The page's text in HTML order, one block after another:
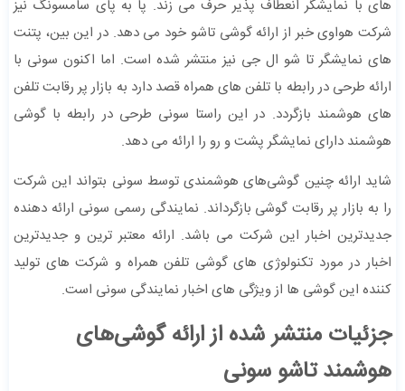
های با نمایشگر انعطاف پذیر حرف می زند. پا به پای سامسونگ نیز
شرکت هواوی خبر از ارائه گوشی تاشو خود می دهد. در این بین، پتنت
های نمایشگر تا شو ال جی نیز منتشر شده است. اما اکنون سونی با
ارائه طرحی در رابطه با تلفن های همراه قصد دارد به بازار پر رقابت تلفن
های هوشمند بازگردد. در این راستا سونی طرحی در رابطه با گوشی
هوشمند دارای نمایشگر پشت و رو را ارائه می دهد.
شاید ارائه چنین گوشی‌های هوشمندی توسط سونی بتواند این شرکت
را به بازار پر رقابت گوشی بازگرداند. نمایندگی رسمی سونی ارائه دهنده
جدیدترین اخبار این شرکت می باشد. ارائه معتبر ترین و جدیدترین
اخبار در مورد تکنولوژی های گوشی تلفن همراه و شرکت های تولید
کننده این گوشی ها از ویژگی های اخبار نمایندگی سونی است.
جزئیات منتشر شده از ارائه گوشی‌های
هوشمند تاشو سونی